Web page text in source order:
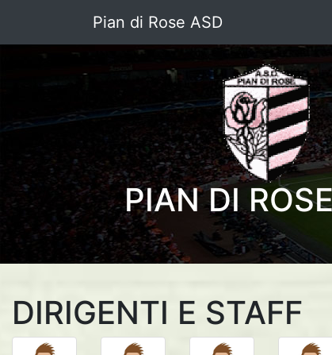
Pian di Rose ASD
PIAN DI
DIRIGENTI E STAFF